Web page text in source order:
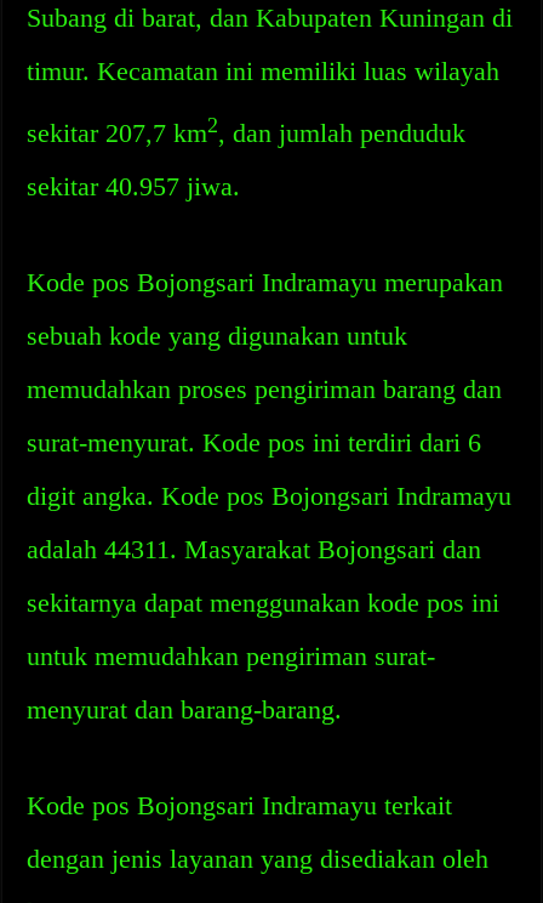
Subang di barat, dan Kabupaten Kuningan di
timur. Kecamatan ini memiliki luas wilayah
sekitar 207,7 km2, dan jumlah penduduk
sekitar 40.957 jiwa.
Kode pos Bojongsari Indramayu merupakan
sebuah kode yang digunakan untuk
memudahkan proses pengiriman barang dan
surat-menyurat. Kode pos ini terdiri dari 6
digit angka. Kode pos Bojongsari Indramayu
adalah 44311. Masyarakat Bojongsari dan
sekitarnya dapat menggunakan kode pos ini
untuk memudahkan pengiriman surat-
menyurat dan barang-barang.
Kode pos Bojongsari Indramayu terkait
dengan jenis layanan yang disediakan oleh